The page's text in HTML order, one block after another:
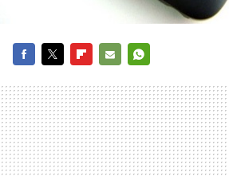
MAIL